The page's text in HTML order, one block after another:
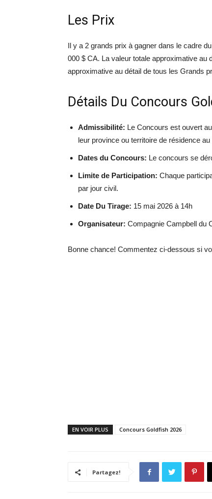
Les Prix
Il y a 2 grands prix à gagner dans le cadre
000 $ CA. La valeur totale approximative au
approximative au détail de tous les Grands
Détails Du Concours
Admissibilité: Le Concours est ouvert
leur province ou territoire de résidence
Dates du Concours: Le concours se
Limite de Participation: Chaque
par jour civil.
Date Du Tirage: 15 mai 2026 à 14h
Organisateur: Compagnie Campbell du
Bonne chance! Commentez ci-dessous si
EN VOIR PLUS Concours Goldfish 2026
Partagez!